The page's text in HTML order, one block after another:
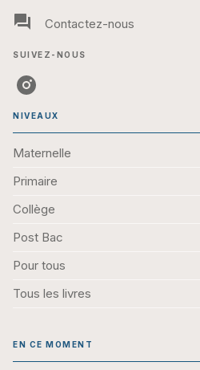
question_answer Contactez-nous
SUIVEZ-NOUS
NIVEAUX
Maternelle
Primaire
Collège
Post Bac
Pour tous
Tous les livres
EN CE MOMENT